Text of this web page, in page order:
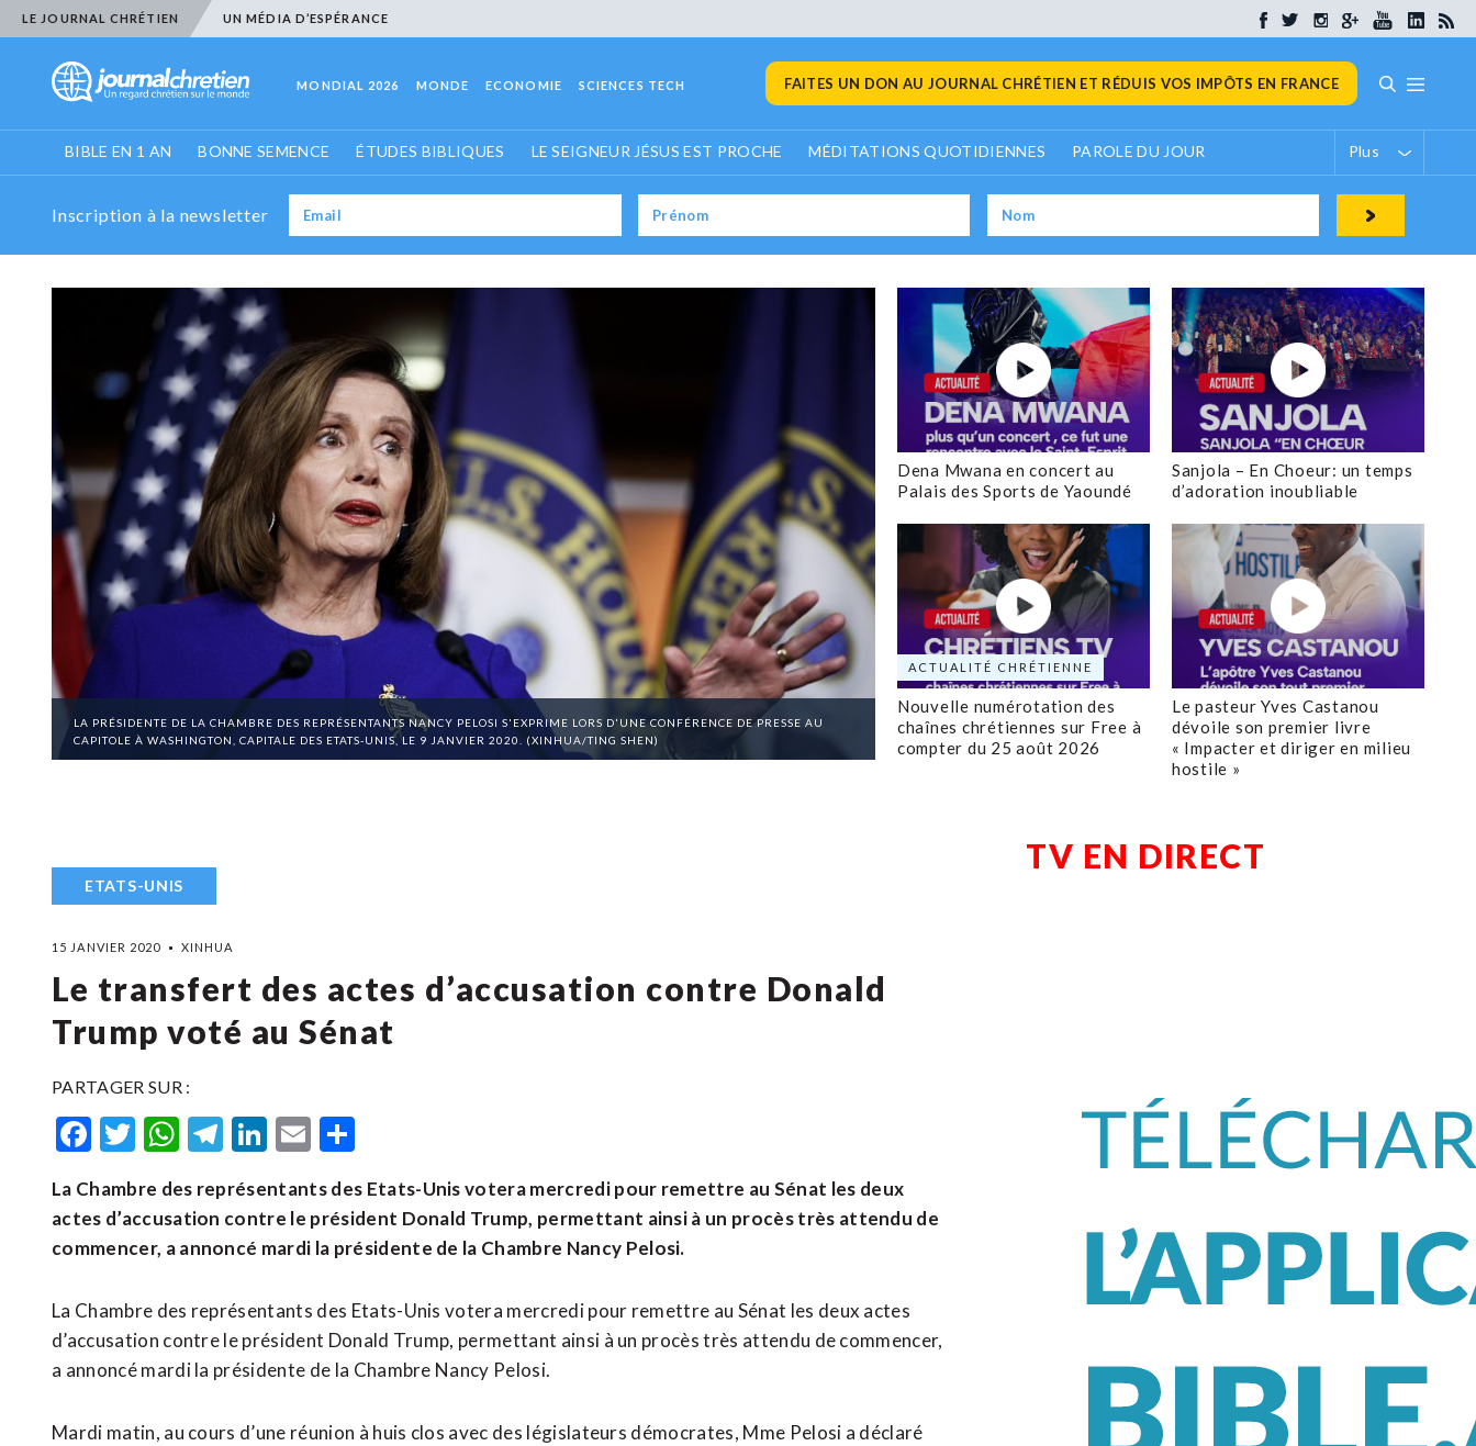
LE JOURNAL CHRÉTIEN UN MÉDIA D’ESPÉRANCE
MONDIAL 2026 MONDE ECONOMIE SCIENCES TECH FAITES UN DON AU JOURNAL CHRÉTIEN ET RÉDUIS VOS IMPÔTS EN FRANCE
BIBLE EN 1 AN BONNE SEMENCE ÉTUDES BIBLIQUES LE SEIGNEUR JÉSUS EST PROCHE MÉDITATIONS QUOTIDIENNES PAROLE DU JOUR Plus
Inscription à la newsletter
LA PRÉSIDENTE DE LA CHAMBRE DES REPRÉSENTANTS NANCY PELOSI S'EXPRIME LORS D'UNE CONFÉRENCE DE PRESSE AU
CAPITOLE À WASHINGTON, CAPITALE DES ETATS-UNIS, LE 9 JANVIER 2020. (XINHUA/TING SHEN)
Dena Mwana en concert au
Palais des Sports de Yaoundé
Sanjola – En Choeur: un temps
d’adoration inoubliable
ACTUALITÉ CHRÉTIENNE
Nouvelle numérotation des
chaînes chrétiennes sur Free à
compter du 25 août 2026
Le pasteur Yves Castanou
dévoile son premier livre
« Impacter et diriger en milieu
hostile »
ETATS-UNIS
15 JANVIER 2020 XINHUA
Le transfert des actes d’accusation contre Donald
Trump voté au Sénat
PARTAGER SUR :
Facebook
Twitter
WhatsApp
Telegram
LinkedIn
Email
La Chambre des représentants des Etats-Unis votera mercredi pour remettre au Sénat les deux
actes d’accusation contre le président Donald Trump, permettant ainsi à un procès très attendu de
commencer, a annoncé mardi la présidente de la Chambre Nancy Pelosi.
La Chambre des représentants des Etats-Unis votera mercredi pour remettre au Sénat les deux actes
d’accusation contre le président Donald Trump, permettant ainsi à un procès très attendu de commencer,
a annoncé mardi la présidente de la Chambre Nancy Pelosi.
Mardi matin, au cours d’une réunion à huis clos avec des législateurs démocrates, Mme Pelosi a déclaré
TV EN DIRECT